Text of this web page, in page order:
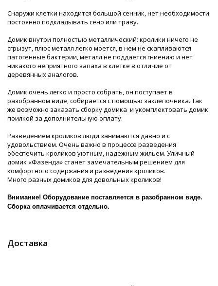
Снаружи клетки находится большой сенник, нет необходимости
постоянно подкладывать сено или траву.
Домик внутри полностью металлический: кролики ничего не
сгрызут, плюс металл легко моется, в нем не скапливаются
патогенные бактерии, металл не поддается гниению и нет
никакого неприятного запаха в клетке в отличие от
деревянных аналогов.
Домик очень легко и просто собрать, он поступает в
разобранном виде, собирается с помощью заклепочника. Так
же возможно заказать сборку домика и укомплектовать домик
поилкой за дополнительную оплату.
Разведением кроликов люди занимаются давно и с
удовольствием. Очень важно в процессе разведения
обеспечить кроликов уютным, надежным жильем. Уличный
домик «Фазенда» станет замечательным решением для
комфортного содержания и разведения кроликов.
Много разных домиков для довольных кроликов!
Внимание! Оборудование поставляется в разобранном виде.
Сборка оплачивается отдельно.
Доставка